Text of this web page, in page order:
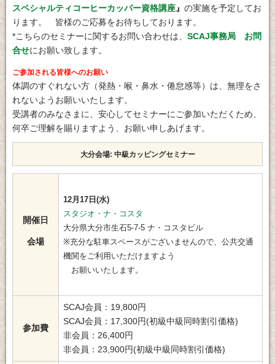
スペシャルティコーヒーカッパー資格講座』 の実施を予定してお
ります。 皆様のご応募をお待ちしております。
*こちらのセミナーに関するお問い合わせは、 SCAJ事務局 お問
合せにお願い致します。
ご参加される皆様へのお願い
体調のすぐれない方（発熱・喉・鼻水・倦怠感等）は、無理をさ
れないようお願いいたします。
受講者のみなさまに、安心してセミナーにご参加いただくため、
何卒ご理解を賜りますよう、お願い申しあげます。
大分会場: 中級カッピングセミナー
開催日
会場
12月17日(水)
スタジオ・ナ・コスタ
大分県大分市生石5-7-5 ナ・コスタビル
※充分な駐車スペースがございませんので、公共交通
機関をご利用いただけますよう
お願いいたします。
参加費
SCAJ会員：19,800円
SCAJ会員：17,300円(初級中級同時割引価格)
非会員：26,400円
非会員：23,900円(初級中級同時割引価格)